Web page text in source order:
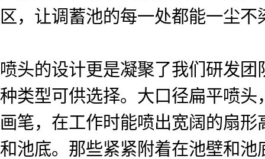
区，让调蓄池的每一处都能一尘不
喷头的设计更是凝聚了我们研发
种类型可供选择。大口径扁平喷
画笔，在工作时能喷出宽阔的扇
和池底。那些紧紧附着在池壁和